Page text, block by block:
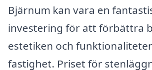
Bjärnum kan vara en
investering för att förbättra
estetiken och
fastighet. Priset för